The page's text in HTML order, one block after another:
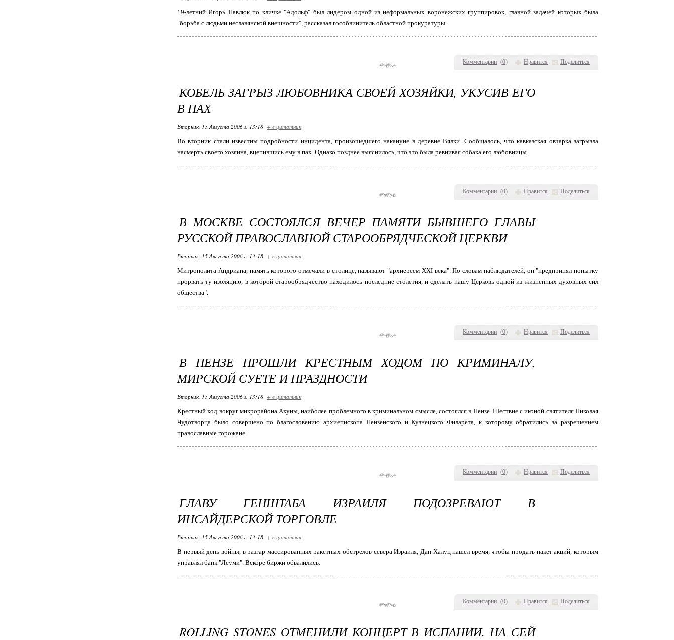
Комментарии (0) Нравится Поделиться
19-летний Игорь Павлюк по кличке "Адольф" был лидером одной из неформальных воронежских группировок, главной задачей которых была
"борьба с людьми неславянской внешности", рассказал гособвинитель областной прокуратуры.
Комментарии (0) Нравится Поделиться
КОБЕЛЬ ЗАГРЫЗ ЛЮБОВНИКА СВОЕЙ ХОЗЯЙКИ, УКУСИВ ЕГО
В ПАХ
Вторник, 15 Августа 2006 г. 13:18 + в цитатник
Во вторник стали известны подробности инцидента, произошедшего накануне в деревне Вялки. Сообщалось, что кавказская овчарка загрызла
насмерть своего хозяина, вцепившись ему в пах. Однако позднее выяснилось, что это была ревнивая собака его любовницы.
Комментарии (0) Нравится Поделиться
В МОСКВЕ СОСТОЯЛСЯ ВЕЧЕР ПАМЯТИ БЫВШЕГО ГЛАВЫ
РУССКОЙ ПРАВОСЛАВНОЙ СТАРООБРЯДЧЕСКОЙ ЦЕРКВИ
Вторник, 15 Августа 2006 г. 13:18 + в цитатник
Митрополита Андриана, память которого отмечали в столице, называют "архиереем XXI века". По словам наблюдателей, он "предпринял попытку
прорвать ту изоляцию, в которой старообрядчество находилось последние столетия, и сделать нашу Церковь одной из жизненных духовных сил
общества".
Комментарии (0) Нравится Поделиться
В ПЕНЗЕ ПРОШЛИ КРЕСТНЫМ ХОДОМ ПО КРИМИНАЛУ,
МИРСКОЙ СУЕТЕ И ПРАЗДНОСТИ
Вторник, 15 Августа 2006 г. 13:18 + в цитатник
Крестный ход вокруг микрорайона Ахуны, наиболее проблемного в криминальном смысле, состоялся в Пензе. Шествие с иконой святителя Николая
Чудотворца было совершено по благословению архиепископа Пензенского и Кузнецкого Филарета, к которому обратились за разрешением
православные горожане.
Комментарии (0) Нравится Поделиться
ГЛАВУ ГЕНШТАБА ИЗРАИЛЯ ПОДОЗРЕВАЮТ В
ИНСАЙДЕРСКОЙ ТОРГОВЛЕ
Вторник, 15 Августа 2006 г. 13:18 + в цитатник
В первый день войны, в разгар массированных ракетных обстрелов севера Израиля, Дан Халуц нашел время, чтобы продать пакет акций, которым
управлял банк "Леуми". Вскоре биржи обвалились.
ROLLING STONES ОТМЕНИЛИ КОНЦЕРТ В ИСПАНИИ. НА СЕЙ